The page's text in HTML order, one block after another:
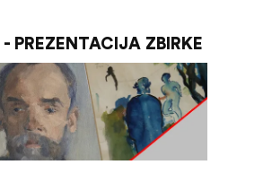
PREZENTACIJA ZBIRKE